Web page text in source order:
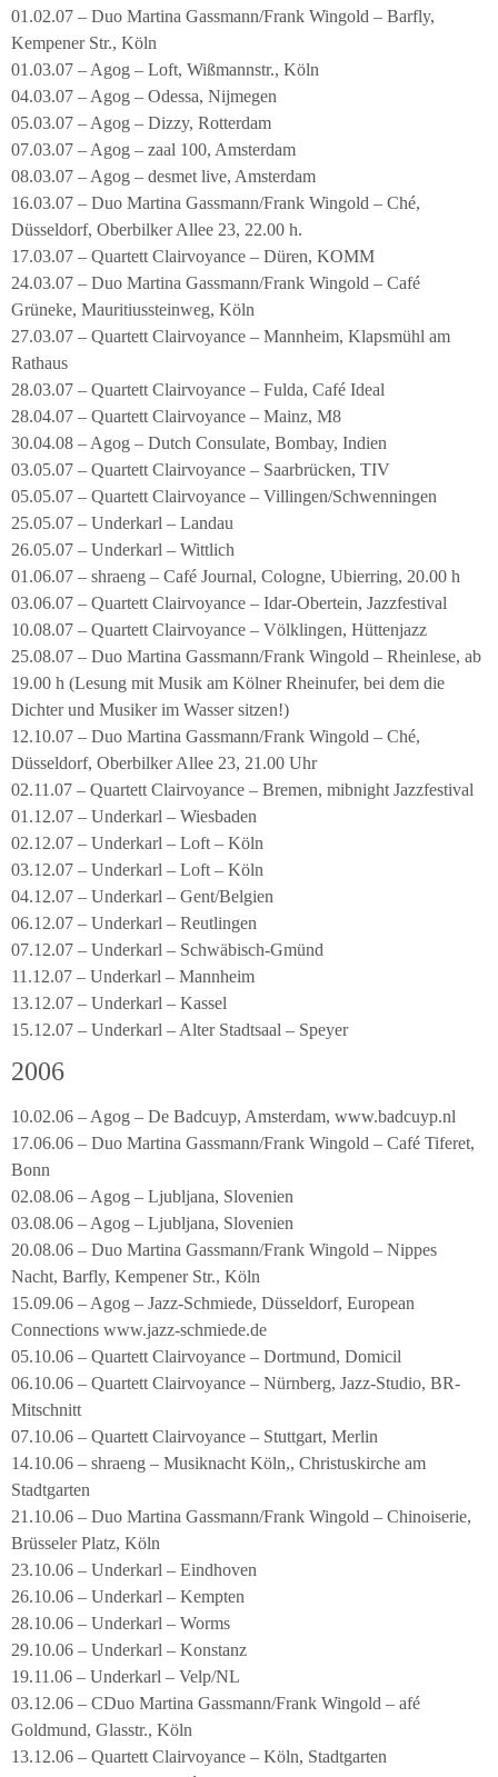
01.02.07 – Duo Martina Gassmann/Frank Wingold – Barfly,
Kempener Str., Köln
01.03.07 – Agog – Loft, Wißmannstr., Köln
04.03.07 – Agog – Odessa, Nijmegen
05.03.07 – Agog – Dizzy, Rotterdam
07.03.07 – Agog – zaal 100, Amsterdam
08.03.07 – Agog – desmet live, Amsterdam
16.03.07 – Duo Martina Gassmann/Frank Wingold – Ché,
Düsseldorf, Oberbilker Allee 23, 22.00 h.
17.03.07 – Quartett Clairvoyance – Düren, KOMM
24.03.07 – Duo Martina Gassmann/Frank Wingold – Café
Grüneke, Mauritiussteinweg, Köln
27.03.07 – Quartett Clairvoyance – Mannheim, Klapsmühl am
Rathaus
28.03.07 – Quartett Clairvoyance – Fulda, Café Ideal
28.04.07 – Quartett Clairvoyance – Mainz, M8
30.04.08 – Agog – Dutch Consulate, Bombay, Indien
03.05.07 – Quartett Clairvoyance – Saarbrücken, TIV
05.05.07 – Quartett Clairvoyance – Villingen/Schwenningen
25.05.07 – Underkarl – Landau
26.05.07 – Underkarl – Wittlich
01.06.07 – shraeng – Café Journal, Cologne, Ubierring, 20.00 h
03.06.07 – Quartett Clairvoyance – Idar-Obertein, Jazzfestival
10.08.07 – Quartett Clairvoyance – Völklingen, Hüttenjazz
25.08.07 – Duo Martina Gassmann/Frank Wingold – Rheinlese, ab
19.00 h (Lesung mit Musik am Kölner Rheinufer, bei dem die
Dichter und Musiker im Wasser sitzen!)
12.10.07 – Duo Martina Gassmann/Frank Wingold – Ché,
Düsseldorf, Oberbilker Allee 23, 21.00 Uhr
02.11.07 – Quartett Clairvoyance – Bremen, mibnight Jazzfestival
01.12.07 – Underkarl – Wiesbaden
02.12.07 – Underkarl – Loft – Köln
03.12.07 – Underkarl – Loft – Köln
04.12.07 – Underkarl – Gent/Belgien
06.12.07 – Underkarl – Reutlingen
07.12.07 – Underkarl – Schwäbisch-Gmünd
11.12.07 – Underkarl – Mannheim
13.12.07 – Underkarl – Kassel
15.12.07 – Underkarl – Alter Stadtsaal – Speyer
2006
10.02.06 – Agog – De Badcuyp, Amsterdam, www.badcuyp.nl
17.06.06 – Duo Martina Gassmann/Frank Wingold – Café Tiferet,
Bonn
02.08.06 – Agog – Ljubljana, Slovenien
03.08.06 – Agog – Ljubljana, Slovenien
20.08.06 – Duo Martina Gassmann/Frank Wingold – Nippes
Nacht, Barfly, Kempener Str., Köln
15.09.06 – Agog – Jazz-Schmiede, Düsseldorf, European
Connections www.jazz-schmiede.de
05.10.06 – Quartett Clairvoyance – Dortmund, Domicil
06.10.06 – Quartett Clairvoyance – Nürnberg, Jazz-Studio, BR-
Mitschnitt
07.10.06 – Quartett Clairvoyance – Stuttgart, Merlin
14.10.06 – shraeng – Musiknacht Köln,, Christuskirche am
Stadtgarten
21.10.06 – Duo Martina Gassmann/Frank Wingold – Chinoiserie,
Brüsseler Platz, Köln
23.10.06 – Underkarl – Eindhoven
26.10.06 – Underkarl – Kempten
28.10.06 – Underkarl – Worms
29.10.06 – Underkarl – Konstanz
19.11.06 – Underkarl – Velp/NL
03.12.06 – CDuo Martina Gassmann/Frank Wingold – afé
Goldmund, Glasstr., Köln
13.12.06 – Quartett Clairvoyance – Köln, Stadtgarten